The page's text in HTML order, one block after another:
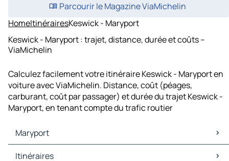
Parcourir le Magazine ViaMichelin
HomeItinérairesKeswick - Maryport
Keswick - Maryport : trajet, distance, durée et coûts –
ViaMichelin
Calculez facilement votre itinéraire Keswick - Maryport en
voiture avec ViaMichelin. Distance, coût (péages,
carburant, coût par passager) et durée du trajet Keswick -
Maryport, en tenant compte du trafic routier
Maryport
Maryport Cartes et plans
Itinéraires